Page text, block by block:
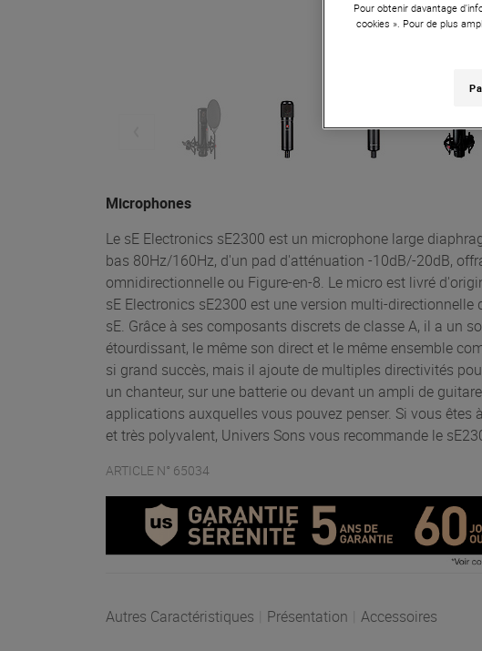
Microphones
Le sE Electronics sE2300 est un microphone large
bas 80Hz/160Hz, d'un pad d'atténuation -10dB/-20dB,
omnidirectionnelle ou Figure-en-8. Le micro est livré
sE Electronics sE2300 est une version multi-
sE. Grâce à ses composants discrets de classe A, il a un
étourdissant, le même son direct et le même ensemble
si grand succès, mais il ajoute de multiples directivités
un chanteur, sur une batterie ou devant un ampli de
applications auxquelles vous pouvez penser. Si vous
et très polyvalent, Univers Sons vous recommande le
ARTICLE N° 65034
Autres Caractéristiques Présentation Accessoires
Pour obtenir davantage
cookies ». Pour de plus